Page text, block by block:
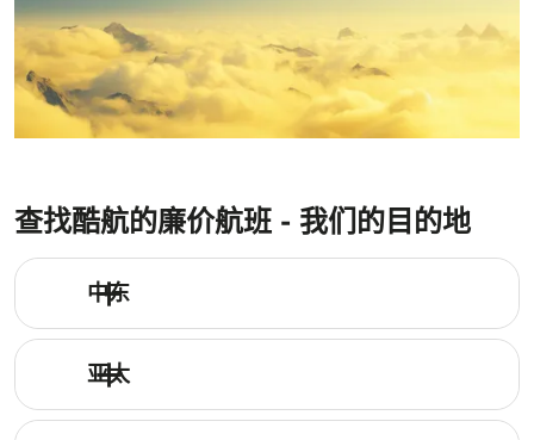
查找酷航的廉价航班 - 我们的目的地
中东
亚太